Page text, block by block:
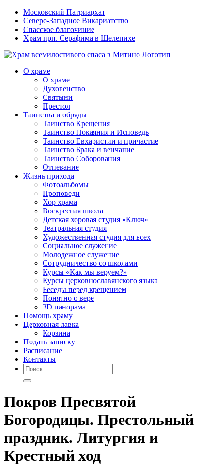
Московский Патриархат
Северо-Западное Викариатство
Спасское благочиние
Храм прп. Серафима в Шелепихе
О храме
О храме
Духовенство
Святыни
Престол
Таинства и обряды
Таинство Крещения
Таинство Покаяния и Исповедь
Таинство Евхаристии и причастие
Таинство Брака и венчание
Таинство Соборования
Отпевание
Жизнь прихода
Фотоальбомы
Проповеди
Хор храма
Воскресная школа
Детская хоровая студия «Ключ»
Театральная студия
Х​удожественная студия для всех
Социальное служение
Молодежное служение
Сотрудничество со школами
Курсы «Как мы веруем?»
Курсы церковнославянского языка
Беседы перед крещением
Понятно о вере
3D панорама
Помощь храму
Церковная лавка
Корзина
Подать записку
Расписание
Контакты
Покров Пресвятой
Богородицы. Престольный
праздник. Литургия и
Крестный ход